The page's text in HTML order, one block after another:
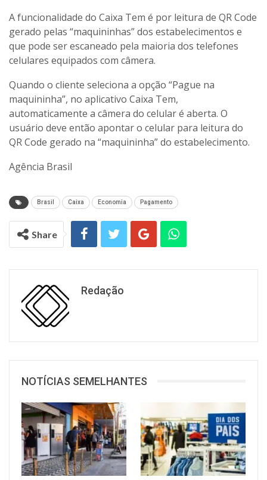
A funcionalidade do Caixa Tem é por leitura de QR Code
gerado pelas “maquininhas” dos estabelecimentos e
que pode ser escaneado pela maioria dos telefones
celulares equipados com câmera.
Quando o cliente seleciona a opção “Pague na
maquininha”, no aplicativo Caixa Tem,
automaticamente a câmera do celular é aberta. O
usuário deve então apontar o celular para leitura do
QR Code gerado na “maquininha” do estabelecimento.
Agência Brasil
Brasil Caixa Economia Pagamento
Share
Redação
NOTÍCIAS SEMELHANTES